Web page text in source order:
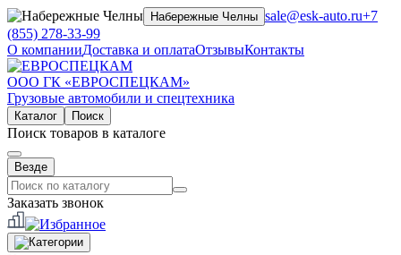
Набережные Челны sale@esk-auto.ru+7
(855) 278-33-99
О компанииДоставка и оплатаОтзывыКонтакты
ООО ГК «ЕВРОСПЕЦКАМ»
Грузовые автомобили и спецтехника
Каталог Поиск
Поиск товаров в каталоге
Везде
Заказать звонок